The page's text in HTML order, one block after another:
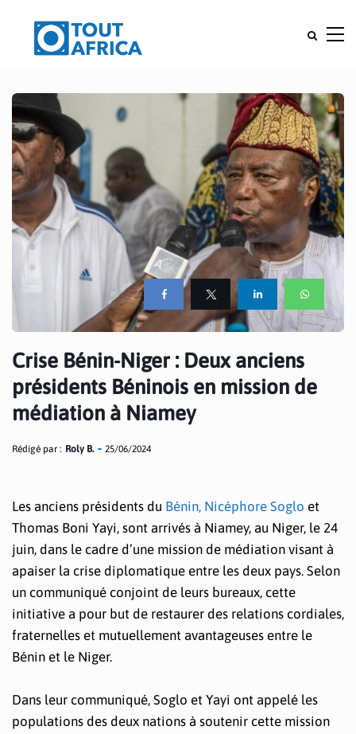
Crise Bénin-Niger : Deux anciens
présidents Béninois en mission de
médiation à Niamey
Rédigé par : Roly B. 25/06/2024
Les anciens présidents du Bénin, Nicéphore Soglo et
Thomas Boni Yayi, sont arrivés à Niamey, au Niger, le 24
juin, dans le cadre d’une mission de médiation visant à
apaiser la crise diplomatique entre les deux pays. Selon
un communiqué conjoint de leurs bureaux, cette
initiative a pour but de restaurer des relations cordiales,
fraternelles et mutuellement avantageuses entre le
Bénin et le Niger.
Dans leur communiqué, Soglo et Yayi ont appelé les
populations des deux nations à soutenir cette mission